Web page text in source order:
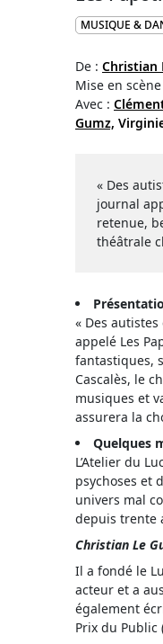
MUSIQUE &
De : Christian
Mise en scène
Avec :
Gumz,
« Des
journal
retenue,
théâtrale
« Des
appelé Les
fantastiques,
Cascalès, le
musiques et
assurera la
Quelques
L’Atelier du
psychoses et
univers mal
depuis trente
Christian Le
Il a fondé le
acteur et a
également
Prix du Public